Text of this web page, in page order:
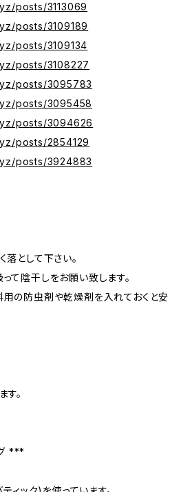
posts/3113069
posts/3109189
posts/3109134
posts/3108227
posts/3095783
posts/3095458
posts/3094626
posts/2854129
posts/3924883
として下さい。
て陰干しをお願い致します。
の防虫剤や乾燥剤を入れておくと安
。
***